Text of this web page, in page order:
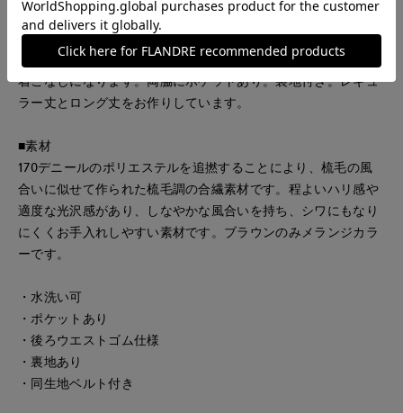
がらスタイルアップして見えます。同素材のシャツと合わせた
セットアップもおすすめです。スカートのベルトをシャツに使
用することでベルトがアクセントになり、スタイルアップした
着こなしになります。両脇にポケットあり。裏地付き。レギュ
ラー丈とロング丈をお作りしています。
■素材
170デニールのポリエステルを追撚することにより、梳毛の風
合いに似せて作られた梳毛調の合繊素材です。程よいハリ感や
適度な光沢感があり、しなやかな風合いを持ち、シワにもなり
にくくお手入れしやすい素材です。ブラウンのみメランジカラ
ーです。
・水洗い可
・ポケットあり
・後ろウエストゴム仕様
・裏地あり
・同生地ベルト付き